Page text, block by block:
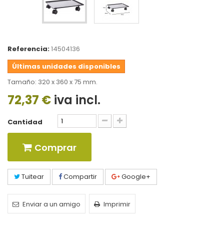
Referencia:14504136
Últimas unidades disponibles
Tamaño: 320 x 360 x 75 mm.
72,37 € iva incl.
Cantidad
Comprar
Tuitear Compartir Google+
Enviar a un amigo Imprimir